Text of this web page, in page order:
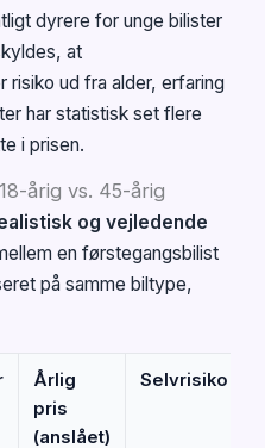
dyrere for unge bilister
at
risiko ud fra alder, erfaring
har statistisk set flere
i prisen.
årig vs. 45-årig
og vejledende
en førstegangsbilist
på samme biltype,
Årlig
pris
(anslået)
Selvrisiko